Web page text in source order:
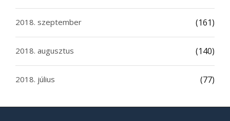
2018. szeptember (161)
2018. augusztus (140)
2018. július (77)